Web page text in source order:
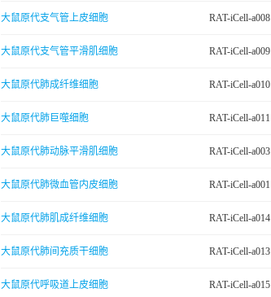
大鼠原代支气管上皮细胞 RAT-iCell-a008
大鼠原代支气管平滑肌细胞 RAT-iCell-a009
大鼠原代肺成纤维细胞 RAT-iCell-a010
大鼠原代肺巨噬细胞 RAT-iCell-a011
大鼠原代肺动脉平滑肌细胞 RAT-iCell-a003
大鼠原代肺微血管内皮细胞 RAT-iCell-a001
大鼠原代肺肌成纤维细胞 RAT-iCell-a014
大鼠原代肺间充质干细胞 RAT-iCell-a013
大鼠原代呼吸道上皮细胞 RAT-iCell-a015